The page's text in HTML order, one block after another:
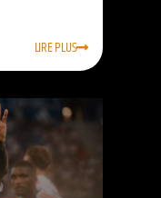
LIRE PLUS